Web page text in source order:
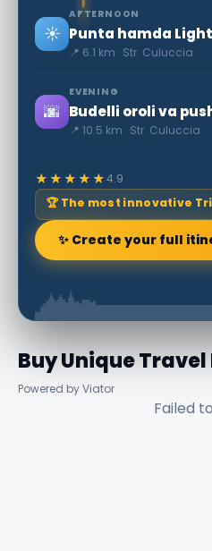
☀️
AFTERNOON
📍 6.1 km · Str. Culuccia
🌆
EVENING
Budelli oroli va
📍 10.5 km · Str. Culuccia
★★★★★4.9
🏆 The most innovative
✨ Create your full
Buy Unique
Powered by Viator
Failed